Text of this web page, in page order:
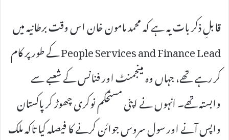
قابلِ ذکر بات یہ ہے کہ محمد مامون خان اس وقت برطانیہ میں
People Services and Finance Lead کے طور پر کام
کر رہے تھے، جہاں وہ مینجمنٹ اور فنانس کے شعبے سے
وابستہ تھے۔ انہوں نے اپنی مستحکم نوکری چھوڑ کر پاکستان
واپس آنے اور سول سروس جوائن کرنے کا فیصلہ کیا تاکہ ملک